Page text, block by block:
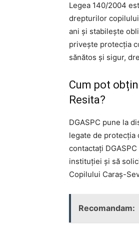
Legea 140/2004
drepturilor
ani și stabilește
privește protecția
sănătos și sigur,
Cum pot
Resita?
DGASPC pune la
legate de protecția
contactați
instituției și să
Copilului Caraş-
Recomandam: